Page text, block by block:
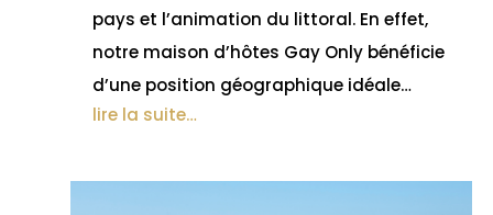
pays et l’animation du littoral. En effet,
notre maison d’hôtes Gay Only bénéficie
d’une position géographique idéale…
lire la suite…